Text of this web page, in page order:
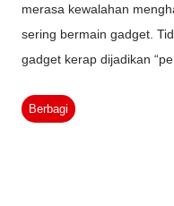
merasa kewalahan
sering bermain gadget.
gadget kerap dijadikan
penggunaan gadget
Berbagi